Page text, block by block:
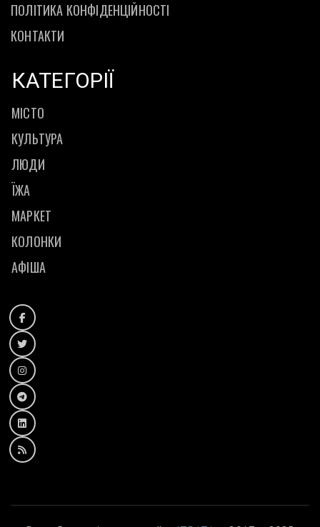
ПОЛІТИКА КОНФІДЕНЦІЙНОСТІ
КОНТАКТИ
КАТЕГОРІЇ
МІСТО
КУЛЬТУРА
ЛЮДИ
ЇЖА
МАРКЕТ
КОЛОНКИ
АФІША